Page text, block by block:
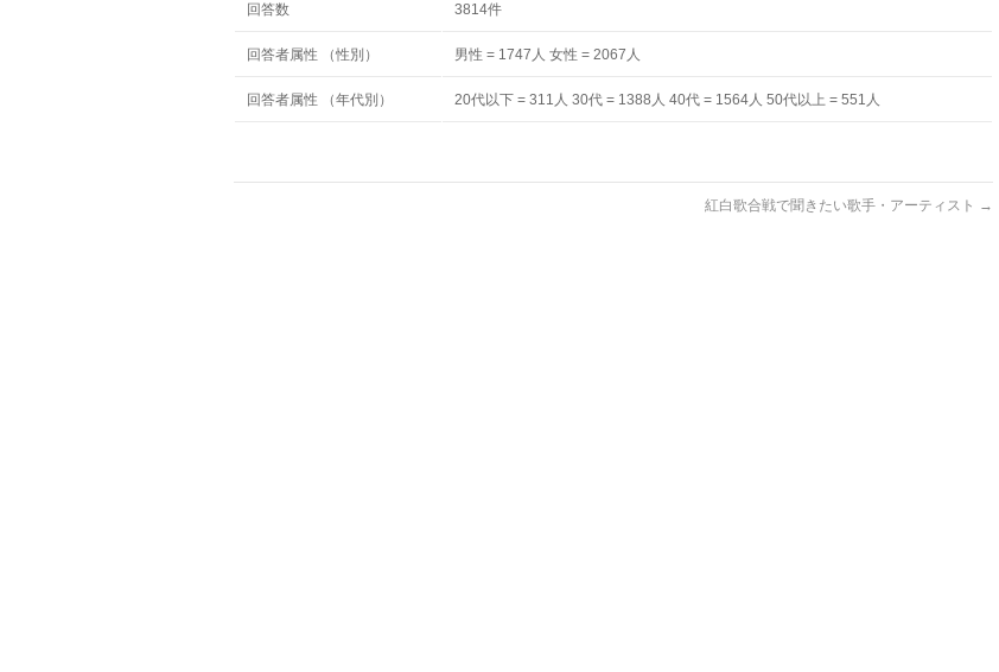
回答数 3814件
回答者属性 （性別） 男性 = 1747人 女性 = 2067人
回答者属性 （年代別） 20代以下 = 311人 30代 = 1388人 40代 = 1564人 50代以上 = 551人
紅白歌合戦で聞きたい歌手・アーティスト →